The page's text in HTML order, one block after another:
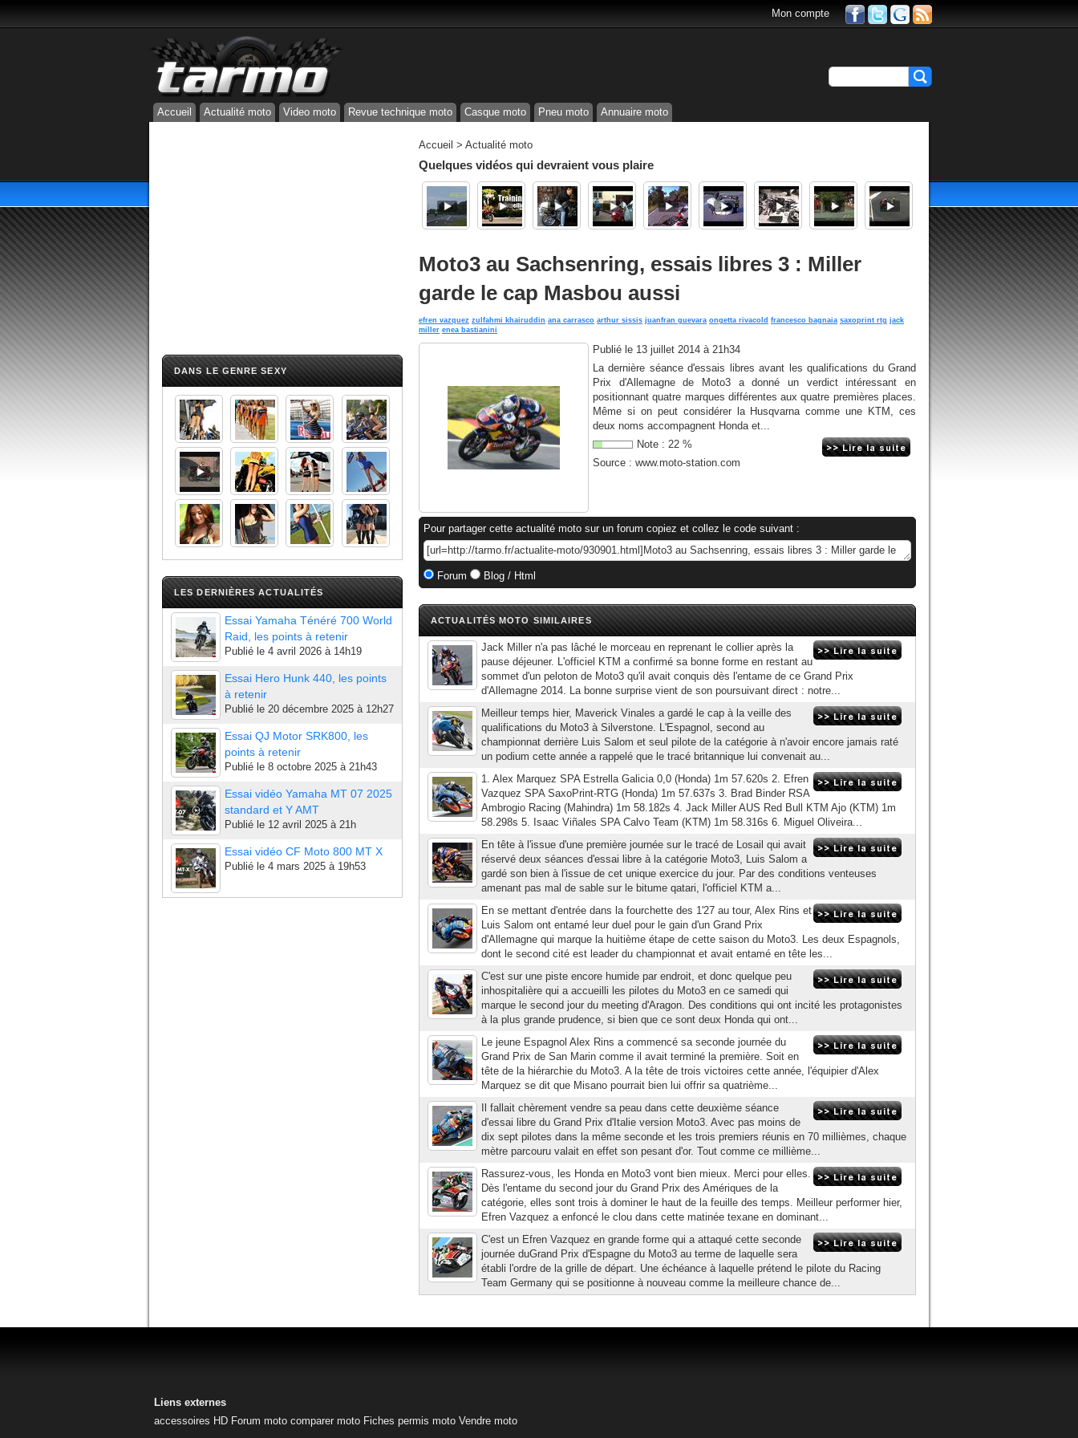
Mon compte
Accueil Actualité moto Video moto Revue technique moto Casque moto Pneu moto Annuaire moto
DANS LE GENRE SEXY
LES DERNIÈRES ACTUALITÉS
Essai Yamaha Ténéré 700 World
Raid, les points à retenir
Publié le 4 avril 2026 à 14h19
Essai Hero Hunk 440, les points
à retenir
Publié le 20 décembre 2025 à 12h27
Essai QJ Motor SRK800, les
points à retenir
Publié le 8 octobre 2025 à 21h43
Essai vidéo Yamaha MT 07 2025
standard et Y AMT
Publié le 12 avril 2025 à 21h
Essai vidéo CF Moto 800 MT X
Publié le 4 mars 2025 à 19h53
Accueil > Actualité moto
Quelques vidéos qui devraient vous plaire
Moto3 au Sachsenring, essais libres 3 : Miller
garde le cap Masbou aussi
efren vazquez zulfahmi khairuddin ana carrasco arthur sissis juanfran guevara ongetta rivacold francesco bagnaia saxoprint rtg jack
miller enea bastianini
Publié le 13 juillet 2014 à 21h34
La dernière séance d'essais libres avant les qualifications du Grand
Prix d'Allemagne de Moto3 a donné un verdict intéressant en
positionnant quatre marques différentes aux quatre premières places.
Même si on peut considérer la Husqvarna comme une KTM, ces
deux noms accompagnent Honda et...
Note : 22 %
Source : www.moto-station.com
Pour partager cette actualité moto sur un forum copiez et collez le code suivant :
Forum Blog / Html
ACTUALITÉS MOTO SIMILAIRES
Jack Miller n'a pas lâché le morceau en reprenant le collier après la
pause déjeuner. L'officiel KTM a confirmé sa bonne forme en restant au
sommet d'un peloton de Moto3 qu'il avait conquis dès l'entame de ce Grand Prix
d'Allemagne 2014. La bonne surprise vient de son poursuivant direct : notre...
Meilleur temps hier, Maverick Vinales a gardé le cap à la veille des
qualifications du Moto3 à Silverstone. L'Espagnol, second au
championnat derrière Luis Salom et seul pilote de la catégorie à n'avoir encore jamais raté
un podium cette année a rappelé que le tracé britannique lui convenait au...
1. Alex Marquez SPA Estrella Galicia 0,0 (Honda) 1m 57.620s 2. Efren
Vazquez SPA SaxoPrint-RTG (Honda) 1m 57.637s 3. Brad Binder RSA
Ambrogio Racing (Mahindra) 1m 58.182s 4. Jack Miller AUS Red Bull KTM Ajo (KTM) 1m
58.298s 5. Isaac Viñales SPA Calvo Team (KTM) 1m 58.316s 6. Miguel Oliveira...
En tête à l'issue d'une première journée sur le tracé de Losail qui avait
réservé deux séances d'essai libre à la catégorie Moto3, Luis Salom a
gardé son bien à l'issue de cet unique exercice du jour. Par des conditions venteuses
amenant pas mal de sable sur le bitume qatari, l'officiel KTM a...
En se mettant d'entrée dans la fourchette des 1'27 au tour, Alex Rins et
Luis Salom ont entamé leur duel pour le gain d'un Grand Prix
d'Allemagne qui marque la huitième étape de cette saison du Moto3. Les deux Espagnols,
dont le second cité est leader du championnat et avait entamé en tête les...
C'est sur une piste encore humide par endroit, et donc quelque peu
inhospitalière qui a accueilli les pilotes du Moto3 en ce samedi qui
marque le second jour du meeting d'Aragon. Des conditions qui ont incité les protagonistes
à la plus grande prudence, si bien que ce sont deux Honda qui ont...
Le jeune Espagnol Alex Rins a commencé sa seconde journée du
Grand Prix de San Marin comme il avait terminé la première. Soit en
tête de la hiérarchie du Moto3. A la tête de trois victoires cette année, l'équipier d'Alex
Marquez se dit que Misano pourrait bien lui offrir sa quatrième...
Il fallait chèrement vendre sa peau dans cette deuxième séance
d'essai libre du Grand Prix d'Italie version Moto3. Avec pas moins de
dix sept pilotes dans la même seconde et les trois premiers réunis en 70 millièmes, chaque
mètre parcouru valait en effet son pesant d'or. Tout comme ce millième...
Rassurez-vous, les Honda en Moto3 vont bien mieux. Merci pour elles.
Dès l'entame du second jour du Grand Prix des Amériques de la
catégorie, elles sont trois à dominer le haut de la feuille des temps. Meilleur performer hier,
Efren Vazquez a enfoncé le clou dans cette matinée texane en dominant...
C'est un Efren Vazquez en grande forme qui a attaqué cette seconde
journée duGrand Prix d'Espagne du Moto3 au terme de laquelle sera
établi l'ordre de la grille de départ. Une échéance à laquelle prétend le pilote du Racing
Team Germany qui se positionne à nouveau comme la meilleure chance de...
Liens externes
accessoires HD Forum moto comparer moto Fiches permis moto Vendre moto